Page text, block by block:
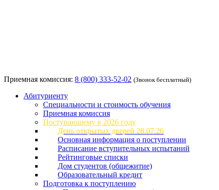
Приемная комиссия: 8 (800) 333-52-02 (Звонок бесплатный)
Абитуриенту
Специальности и стоимость обучения
Приемная комиссия
Поступающему в 2026 году
День открытых дверей 28.07.26
Основная информация о поступлении
Расписание вступительных испытаний
Рейтинговые списки
Дом студентов (общежитие)
Образовательный кредит
Подготовка к поступлению